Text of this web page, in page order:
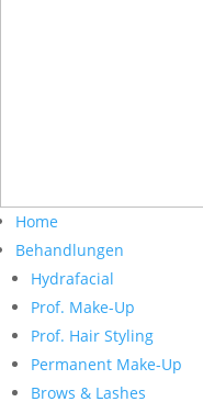
Home
Behandlungen
Hydrafacial
Prof. Make-Up
Prof. Hair Styling
Permanent Make-Up
Brows & Lashes